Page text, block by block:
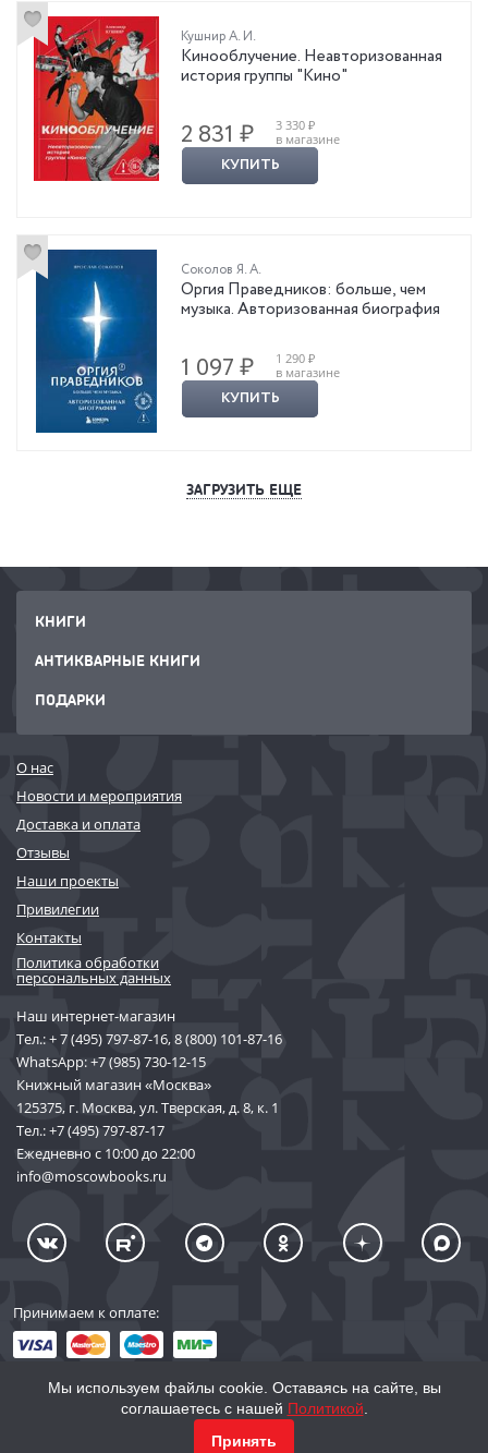
Кушнир А. И.
Кинооблучение. Неавторизованная
история группы "Кино"
2 831 ₽
3 330 ₽
в магазине
КУПИТЬ
Соколов Я. А.
Оргия Праведников: больше, чем
музыка. Авторизованная биография
1 097 ₽
1 290 ₽
в магазине
КУПИТЬ
ЗАГРУЗИТЬ ЕЩЕ
КНИГИ
АНТИКВАРНЫЕ КНИГИ
ПОДАРКИ
О нас
Новости и мероприятия
Доставка и оплата
Отзывы
Наши проекты
Привилегии
Контакты
Политика обработки
персональных данных
Наш интернет-магазин
Тел.:+ 7 (495) 797-87-16,8 (800) 101-87-16
WhatsApp:+7 (985) 730-12-15
Книжный магазин «Москва»
125375, г. Москва, ул. Тверская, д. 8, к. 1
Тел.:+7 (495) 797-87-17
Ежедневно с 10:00 до 22:00
info@moscowbooks.ru
Принимаем к оплате:
© 2002–2026 «Торговый Дом Книги «МОСКВА»
Мы используем файлы cookie. Оставаясь на сайте, вы
соглашаетесь с нашей Политикой
Принять